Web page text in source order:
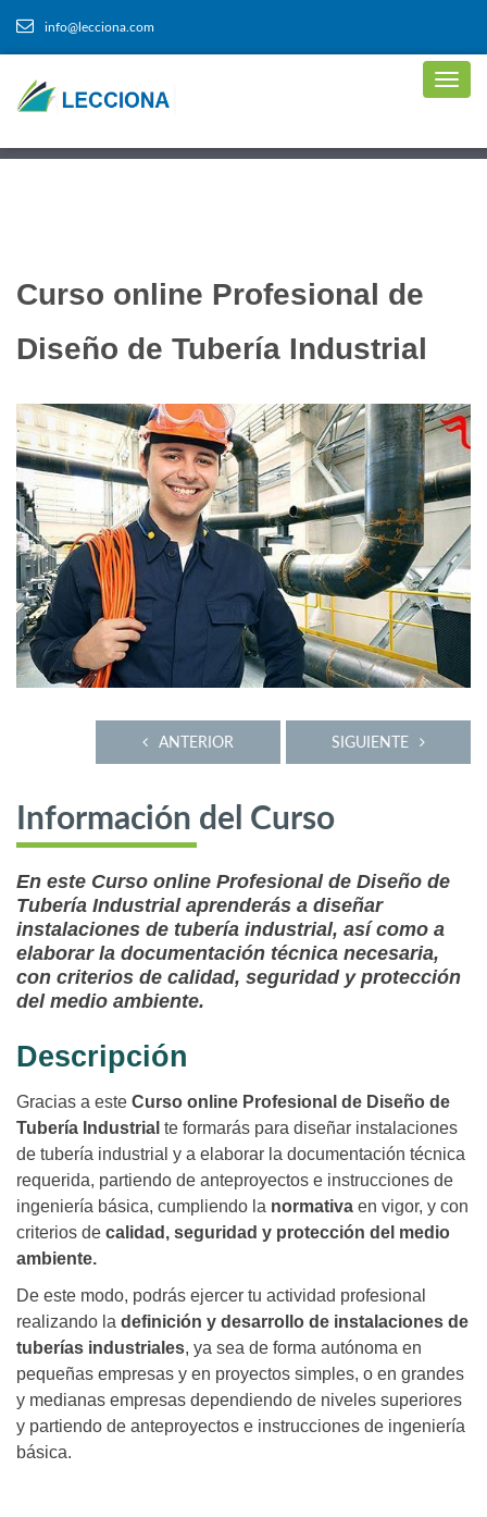
info@lecciona.com
Curso online Profesional de
Diseño de Tubería Industrial
SIGUIENTE
ANTERIOR
Información del Curso
En este Curso online Profesional de Diseño de
Tubería Industrial aprenderás a diseñar
instalaciones de tubería industrial, así como a
elaborar la documentación técnica necesaria,
con criterios de calidad, seguridad y protección
del medio ambiente.
Descripción
Gracias a este Curso online Profesional de Diseño de
Tubería Industrial te formarás para diseñar instalaciones
de tubería industrial y a elaborar la documentación técnica
requerida, partiendo de anteproyectos e instrucciones de
ingeniería básica, cumpliendo la normativa en vigor, y con
criterios de calidad, seguridad y protección del medio
ambiente.
De este modo, podrás ejercer tu actividad profesional
realizando la definición y desarrollo de instalaciones de
tuberías industriales, ya sea de forma autónoma en
pequeñas empresas y en proyectos simples, o en grandes
y medianas empresas dependiendo de niveles superiores
y partiendo de anteproyectos e instrucciones de ingeniería
básica.